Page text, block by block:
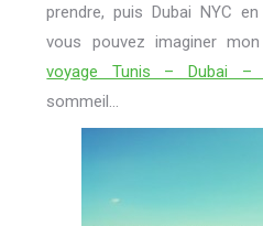
prendre, puis Dubai NYC
vous pouvez imaginer
voyage Tunis – Dubai –
sommeil…